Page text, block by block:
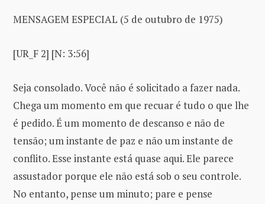
MENSAGEM ESPECIAL (5 de outubro de 1975)
[UR_F 2] [N: 3:56]
Seja consolado. Você não é solicitado a fazer nada.
Chega um momento em que recuar é tudo o que lhe
é pedido. É um momento de descanso e não de
tensão; um instante de paz e não um instante de
conflito. Esse instante está quase aqui. Ele parece
assustador porque ele não está sob o seu controle.
No entanto, pense um minuto; pare e pense